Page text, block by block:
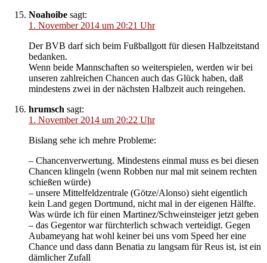
Noahoibe sagt:
1. November 2014 um 20:21 Uhr
Der BVB darf sich beim Fußballgott für diesen Halbzeitstand
bedanken.
Wenn beide Mannschaften so weiterspielen, werden wir bei
unseren zahlreichen Chancen auch das Glück haben, daß
mindestens zwei in der nächsten Halbzeit auch reingehen.
hrumsch sagt:
1. November 2014 um 20:22 Uhr
Bislang sehe ich mehre Probleme:
– Chancenverwertung. Mindestens einmal muss es bei diesen
Chancen klingeln (wenn Robben nur mal mit seinem rechten
schießen würde)
– unsere Mittelfeldzentrale (Götze/Alonso) sieht eigentlich
kein Land gegen Dortmund, nicht mal in der eigenen Hälfte.
Was würde ich für einen Martinez/Schweinsteiger jetzt geben
– das Gegentor war fürchterlich schwach verteidigt. Gegen
Aubameyang hat wohl keiner bei uns vom Speed her eine
Chance und dass dann Benatia zu langsam für Reus ist, ist ein
dämlicher Zufall